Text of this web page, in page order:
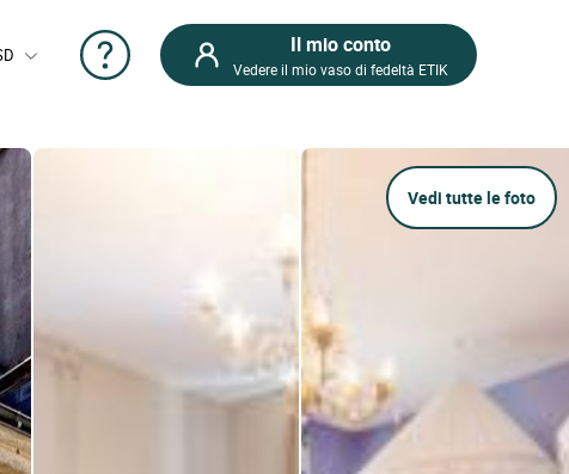
Il mio conto
Vedere il mio vaso di fedeltà ETIK
Vedi tutte le foto